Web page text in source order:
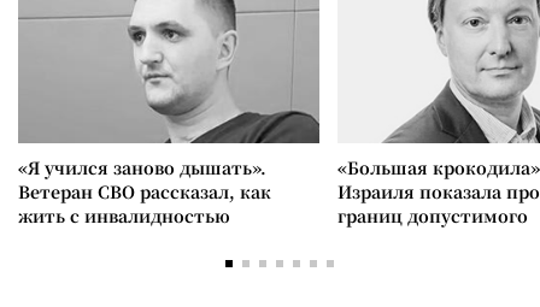
«Я учился заново дышать».
Ветеран СВО рассказал, как
жить с инвалидностью
«Большая
Израиля показала
границ допустимого